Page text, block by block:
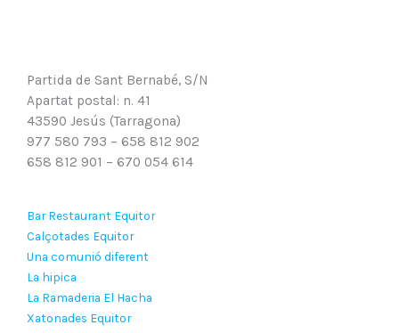
Partida de Sant Bernabé, S/N
Apartat postal: n. 41
43590 Jesús (Tarragona)
977 580 793 – 658 812 902
658 812 901 – 670 054 614
Bar Restaurant Equitor
Calçotades Equitor
Una comunió diferent
La hipica
La Ramaderia El Hacha
Xatonades Equitor